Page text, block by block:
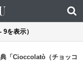
を表示）
「Cioccolatò（チョッコ